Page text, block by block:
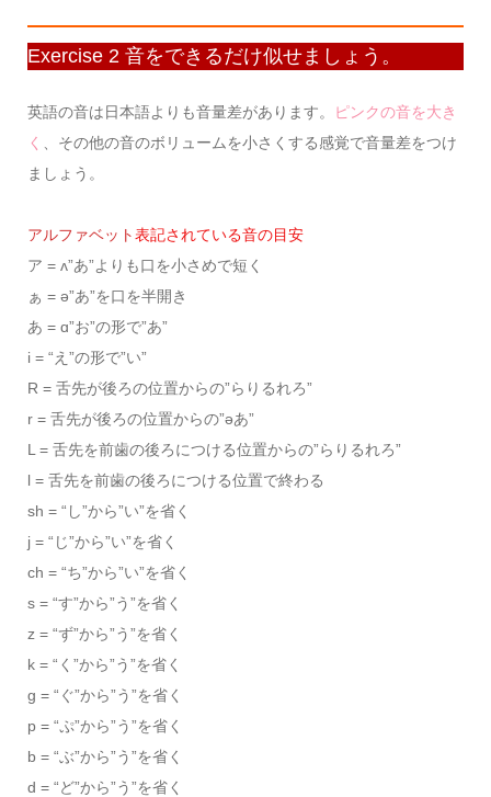
Exercise 2 音をできるだけ似せましょう。
英語の音は日本語よりも音量差があります。
ピンクの音を大き
く
、その他の音のボリュームを小さくする感覚で音量差をつけ
ましょう。
アルファベット表記されている音の目安
ア = ʌ”あ”よりも口を小さめで短く
ぁ = ə”あ”を口を半開き
あ = ɑ”お”の形で”あ”
i = “え”の形で”い”
R = 舌先が後ろの位置からの”らりるれろ”
r = 舌先が後ろの位置からの”əあ”
L = 舌先を前歯の後ろにつける位置からの”らりるれろ”
l = 舌先を前歯の後ろにつける位置で終わる
sh = “し”から”い”を省く
j = “じ”から”い”を省く
ch = “ち”から”い”を省く
s = “す”から”う”を省く
z = “ず”から”う”を省く
k = “く”から”う”を省く
g = “ぐ”から”う”を省く
p = “ぷ”から”う”を省く
b = “ぶ”から”う”を省く
d = “ど”から”う”を省く